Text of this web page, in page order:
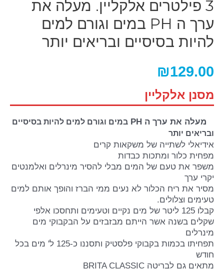
3 פילטרים אלקליין. מעלה את
ערך ה PH במים וגורם למים
להיות בסיסיים ובריאים יותר
₪129.00
מסנן אלקליין
מעלה את ערך ה PH במים וגורם למים להיות בסיסיים
ובריאים יותר
אידיאלי לשתייה של משקאות קרים
מפחית כלור ומתכות כבדות
משפר את טעם של המים מבלי להסיר מינרלים ואלמנטים
יקרי ערך
מסיר את ריח הכלור לא נעים ממי הברז והופך אותם למים
טעימים וצלולים.
קבלו 125 ליטר של מים נקיים וטעימים ותחסכו אלפי
שקלים בשנה אשר הייתם מבזבזים על הבקבוקי מים
מינרלים
תפחיתו בכמות בקבוקי פלסטיק ותסננו כ-125 ל' מים בכל
חודש
מתאים גם לבריטה